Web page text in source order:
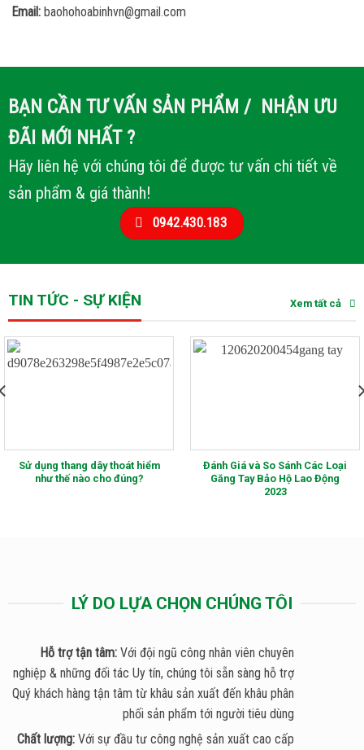
Email: baohohoabinhvn@gmail.com
BẠN CẦN TƯ VẤN SẢN PHẨM / NHẬN ƯU
ĐÃI MỚI NHẤT ?
Hãy liên hệ với chúng tôi để được tư vấn chi tiết về
sản phẩm & giá thành!
0942.430.183
TIN TỨC - SỰ KIỆN Xem tất cả
Sử dụng thang dây thoát hiểm
như thế nào cho đúng?
Đánh Giá và So Sánh Các Loại
Găng Tay Bảo Hộ Lao Động
2023
LÝ DO LỰA CHỌN CHÚNG TÔI
Hỗ trợ tận tâm: Với đội ngũ công nhân viên chuyên
nghiệp & những đối tác Uy tín, chúng tôi sẵn sàng hỗ trợ
Quý khách hàng tận tâm từ khâu sản xuất đến khâu phân
phối sản phẩm tới người tiêu dùng
Chất lượng: Với sự đầu tư công nghệ sản xuất cao cấp